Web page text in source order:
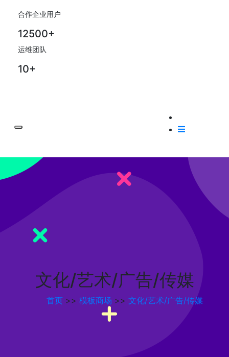
合作企业用户
12500+
运维团队
10+
文化/艺术/广告/传媒
首页 >> 模板商场 >> 文化/艺术/广告/传媒